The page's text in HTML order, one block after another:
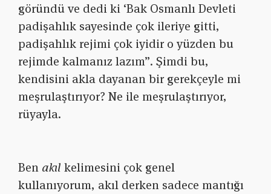
göründü ve dedi ki ‘Bak Osmanlı Devleti
padişahlık sayesinde çok ileriye gitti,
padişahlık rejimi çok iyidir o yüzden bu
rejimde kalmanız lazım”. Şimdi bu,
kendisini akla dayanan bir gerekçeyle mi
meşrulaştırıyor? Ne ile meşrulaştırıyor,
rüyayla.
Ben akıl kelimesini çok genel
kullanıyorum, akıl derken sadece mantığı